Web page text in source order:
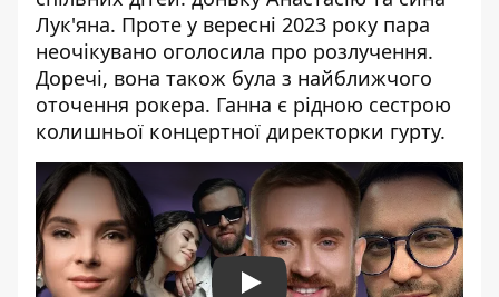
Лук'яна. Проте у вересні 2023 року пара
неочікувано оголосила про розлучення.
Доречі, вона також була з найближчого
оточення рокера. Ганна є рідною сестрою
колишньої концертної директорки гурту.